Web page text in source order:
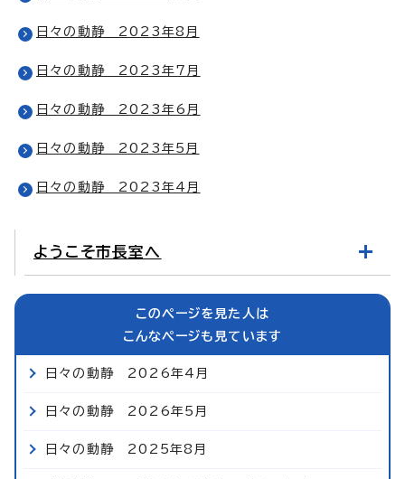
日々の動静 2023年8月
日々の動静 2023年7月
日々の動静 2023年6月
日々の動静 2023年5月
日々の動静 2023年4月
ようこそ市長室へ
このページを見た人は
こんなページも見ています
日々の動静 2026年4月
日々の動静 2026年5月
日々の動静 2025年8月